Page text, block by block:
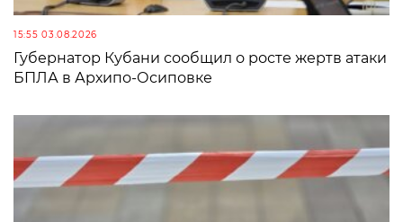
15:55 03.08.2026
Губернатор Кубани сообщил о росте жертв атаки
БПЛА в Архипо-Осиповке